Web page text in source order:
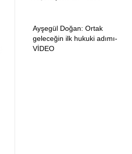
Ayşegül Doğan: Ortak
geleceğin ilk hukuki adımı-
VİDEO